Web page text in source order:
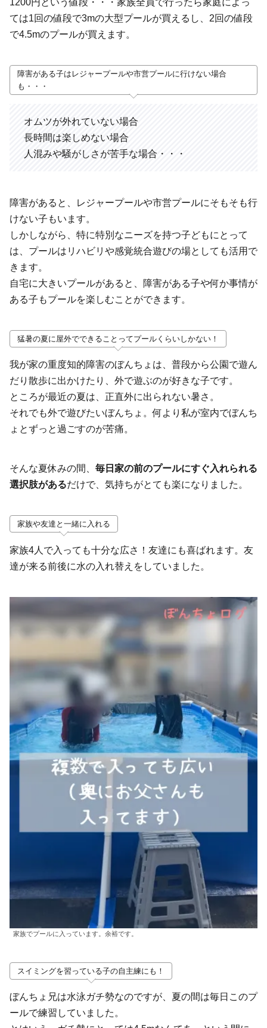
ては1回の値段で3mの大型プールが買えるし、2回の値段
で4.5mのプールが買えます。
障害がある子はレジャープールや市営プールに行けない場合
も・・・
オムツが外れていない場合
長時間は楽しめない場合
人混みや騒がしさが苦手な場合・・・
障害があると、レジャープールや市営プールにそもそも行
けない子もいます。
しかしながら、特に特別なニーズを持つ子どもにとって
は、プールはリハビリや感覚統合遊びの場としても活用で
きます。
自宅に大きいプールがあると、障害がある子や何か事情が
ある子もプールを楽しむことができます。
猛暑の夏に屋外でできることってプールくらいしかない！
我が家の重度知的障害のぼんちょは、普段から公園で遊ん
だり散歩に出かけたり、外で遊ぶのが好きな子です。
ところが最近の夏は、正直外に出られない暑さ。
それでも外で遊びたいぼんちょ。何より私が室内でぼんち
ょとずっと過ごすのが苦痛。
そんな夏休みの間、 毎日家の前のプールにすぐ入れられる
選択肢があるだけで、気持ちがとても楽になりました。
家族や友達と一緒に入れる
家族4人で入っても十分な広さ！友達にも喜ばれます。友
達が来る前後に水の入れ替えをしていました。
家族でプールに入っています。余裕です。
スイミングを習っている子の自主練にも！
ぼんちょ兄は水泳ガチ勢なのですが、夏の間は毎日このプ
ールで練習していました。